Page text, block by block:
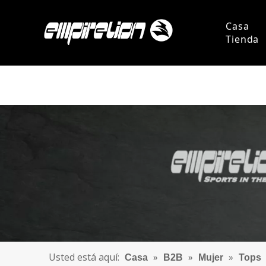
Casa
Tienda
Usted está aquí: Casa » B2B » Mujer » Tops